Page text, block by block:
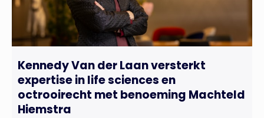
Kennedy Van der Laan versterkt
expertise in life sciences en
octrooirecht met benoeming Machteld
Hiemstra